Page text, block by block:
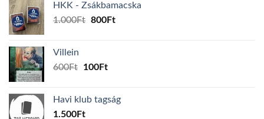
160Ft.150Ft.
HKK - Zsákbamacska
1.000Ft Original
800FtCurrent
Villein
600Ft
Original
600Ft.
100FtCurrent
100Ft.
Havi klub tagság
1.500Ft